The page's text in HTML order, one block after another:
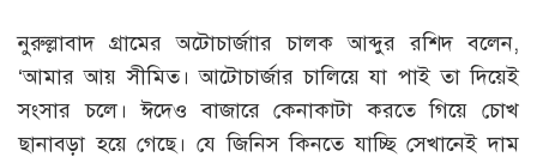
নুরুল্লাবাদ গ্রামের অটোচার্জাার চালক আব্দুর রশিদ বলেন,
‘আমার আয় সীমিত। আটোচার্জার চালিয়ে যা পাই তা দিয়েই
সংসার চলে। ঈদেও বাজারে কেনাকাটা করতে গিয়ে চোখ
ছানাবড়া হয়ে গেছে। যে জিনিস কিনতে যাচ্ছি সেখানেই দাম